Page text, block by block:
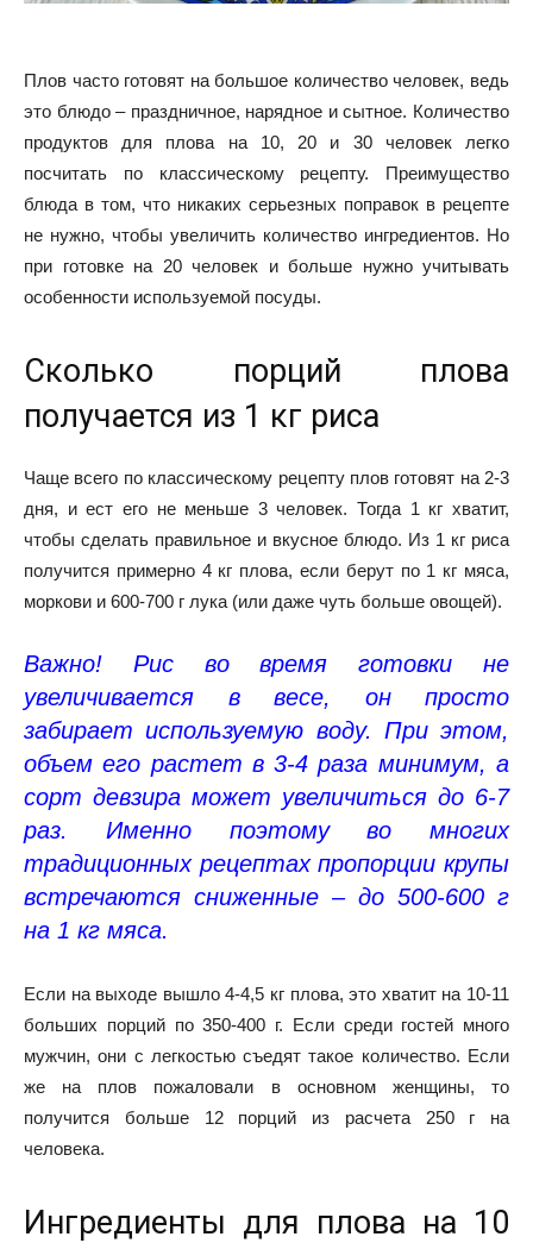
Плов часто готовят на большое количество человек, ведь
это блюдо – праздничное, нарядное и сытное. Количество
продуктов для плова на 10, 20 и 30 человек легко
посчитать по классическому рецепту. Преимущество
блюда в том, что никаких серьезных поправок в рецепте
не нужно, чтобы увеличить количество ингредиентов. Но
при готовке на 20 человек и больше нужно учитывать
особенности используемой посуды.
Сколько порций плова
получается из 1 кг риса
Чаще всего по классическому рецепту плов готовят на 2-3
дня, и ест его не меньше 3 человек. Тогда 1 кг хватит,
чтобы сделать правильное и вкусное блюдо. Из 1 кг риса
получится примерно 4 кг плова, если берут по 1 кг мяса,
моркови и 600-700 г лука (или даже чуть больше овощей).
Важно! Рис во время готовки не
увеличивается в весе, он просто
забирает используемую воду. При этом,
объем его растет в 3-4 раза минимум, а
сорт девзира может увеличиться до 6-7
раз. Именно поэтому во многих
традиционных рецептах пропорции крупы
встречаются сниженные – до 500-600 г
на 1 кг мяса.
Если на выходе вышло 4-4,5 кг плова, это хватит на 10-11
больших порций по 350-400 г. Если среди гостей много
мужчин, они с легкостью съедят такое количество. Если
же на плов пожаловали в основном женщины, то
получится больше 12 порций из расчета 250 г на
человека.
Ингредиенты для плова на 10